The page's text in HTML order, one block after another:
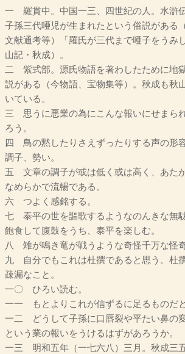
一 羅貫中。中国一三、四世紀の人。水滸
子孫三代唖児が生まれたという俗説がある
文献通考等）「羅氏が三代まで唖子をうみ
山記・秋成）。
二 紫式部。源氏物語を著わしたために地
説がある（今物語、宝物集等）。秋成も秋
いている。
三 思うに悪業の為にこんな報いにせまら
ろう。
四 鳥の黙したりさえずったりする声の形
調子、勢い。
五 文章の調子が或は低く或は高く、あた
なめらかで流暢である。
六 つよく感銘する。
七 泰平の世を謳歌するようなのんきな無
飽食して腹鼓をうち、泰平を楽しむ。
八 雉が鳴き竜が戦うような奇怪千万な怪奇
九 自分でもこれは杜撰であると思う。杜
疎漏なこと。
一〇 ひろい読む。
一一 もとよりこれが信ずるに足るものだ
一二 どうして子孫に口唇裂や平たい鼻の
という業の報いをうけるはずがあろうか。
一三 明和五年（一七六八）三月。秋成三五